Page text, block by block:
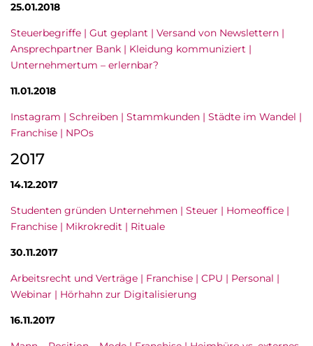
25.01.2018
Steuerbegriffe | Gut geplant | Versand von Newslettern |
Ansprechpartner Bank | Kleidung kommuniziert |
Unternehmertum – erlernbar?
11.01.2018
Instagram | Schreiben | Stammkunden | Städte im Wandel |
Franchise | NPOs
2017
14.12.2017
Studenten gründen Unternehmen | Steuer | Homeoffice |
Franchise | Mikrokredit | Rituale
30.11.2017
Arbeitsrecht und Verträge | Franchise | CPU | Personal |
Webinar | Hörhahn zur Digitalisierung
16.11.2017